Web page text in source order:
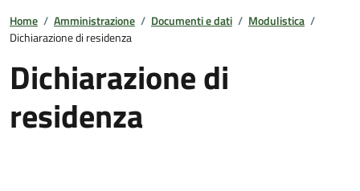
Home / Amministrazione / Documenti e dati / Modulistica /
Dichiarazione di residenza
Dichiarazione di
residenza